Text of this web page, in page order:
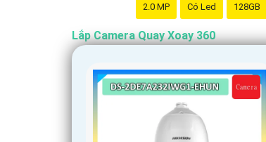
2.0 MP Có Led 128GB
Lắp Camera Quay Xoay 360